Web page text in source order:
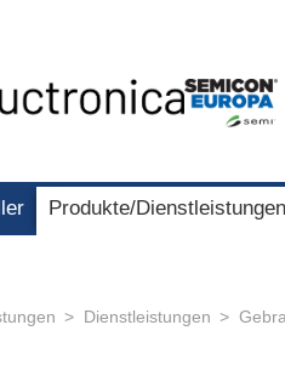
Produkte/Dienstleistungen
Dienstleistungen